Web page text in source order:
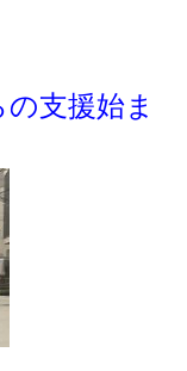
支援始ま